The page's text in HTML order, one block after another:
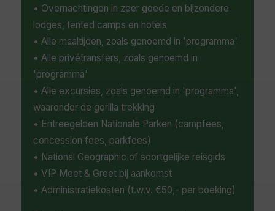
• Overnachtingen in zeer goede en bijzondere
lodges, tented camps en hotels
• Alle maaltijden, zoals genoemd in 'programma'
• Alle privétransfers, zoals genoemd in
'programma'
• Alle excursies, zoals genoemd in 'programma',
waaronder de gorilla trekking
• Entreegelden Nationale Parken (campfees,
concession fees, parkfees)
• National Geographic of soortgelijke reisgids
• VIP Meet & Greet bij aankomst
• Administratiekosten (t.w.v. €50,- per boeking)